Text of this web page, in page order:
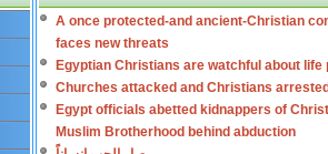
A once protected-and ancient-Christian
faces new threats
Egyptian Christians are watchful about life
Churches attacked and Christians
Egypt officials abetted kidnappers of
Muslim Brotherhood behind abduction